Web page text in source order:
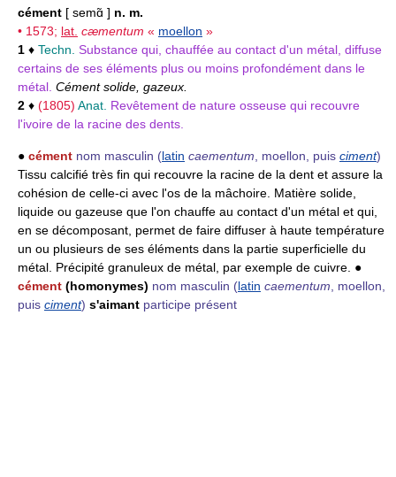
cément [ semɑ̃ ] n. m.
• 1573; lat. cæmentum « moellon »
1 ♦ Techn. Substance qui, chauffée au contact d'un métal, diffuse
certains de ses éléments plus ou moins profondément dans le
métal. Cément solide, gazeux.
2 ♦ (1805) Anat. Revêtement de nature osseuse qui recouvre
l'ivoire de la racine des dents.
● cément nom masculin (latin caementum , moellon, puis ciment)
Tissu calcifié très fin qui recouvre la racine de la dent et assure la
cohésion de celle-ci avec l'os de la mâchoire. Matière solide,
liquide ou gazeuse que l'on chauffe au contact d'un métal et qui,
en se décomposant, permet de faire diffuser à haute température
un ou plusieurs de ses éléments dans la partie superficielle du
métal. Précipité granuleux de métal, par exemple de cuivre. ●
cément (homonymes) nom masculin (latin caementum , moellon,
puis ciment) s'aimant participe présent